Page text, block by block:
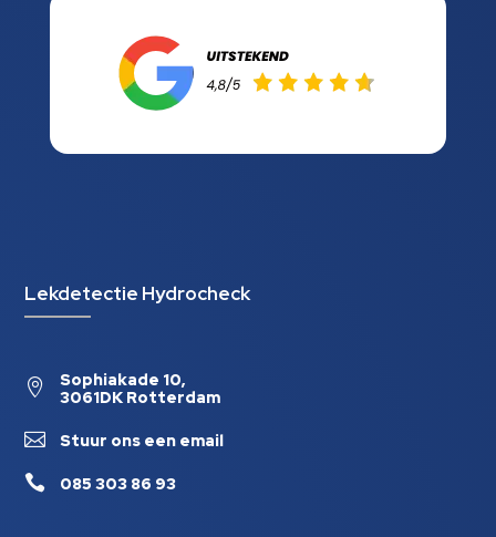
Lekdetectie Hydrocheck

Sophiakade 10,
3061DK Rotterdam
 Stuur ons een email
 085 303 86 93